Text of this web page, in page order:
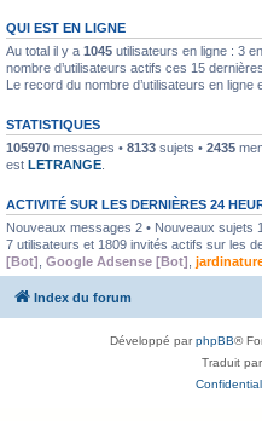
QUI EST EN LIGNE
Au total il y a 1045 utilisateurs en ligne : 3
nombre d’utilisateurs actifs ces 15
Le record du nombre d’utilisateurs en ligne
STATISTIQUES
105970 messages • 8133 sujets • 2435
est LETRANGE
ACTIVITÉ SUR LES DERNIÈRES 24
Nouveaux messages 2 • Nouveaux sujets
7 utilisateurs et 1809 invités actifs sur les
[Bot] Google Adsense [Bot]
Index du forum
Développé parphpBB®
Traduit par